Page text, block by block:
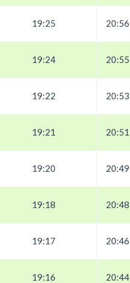
19:25 20:56
19:24 20:55
19:22 20:53
19:21 20:51
19:20 20:49
19:18 20:48
19:17 20:46
19:16 20:44